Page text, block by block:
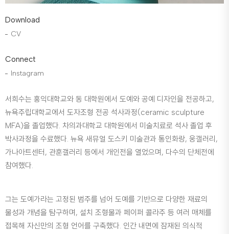
Download
CV
Connect
Instagram
서희수는 홍익대학교와 동 대학원에서 도예와 공예 디자인을 전공하고,
뉴욕주립대학교에서 도자조형 전공 석사과정(ceramic sculpture
MFA)을 졸업했다. 차의과대학교 대학원에서 미술치료로 석사 졸업 후
박사과정을 수료했다. 뉴욕 새뮤얼 도스키 미술관과 통인화랑, 웅갤러리,
가나아트센터, 관훈갤러리 등에서 개인전을 열었으며, 다수의 단체전에
참여했다.
그는 도예가라는 고정된 범주를 넘어 도예를 기반으로 다양한 재료의
물성과 개념을 탐구하며, 설치 조형물과 페이퍼 콜라주 등 여러 매체를
접목해 자신만의 조형 언어를 구축했다. 인간 내면에 잠재된 의식적